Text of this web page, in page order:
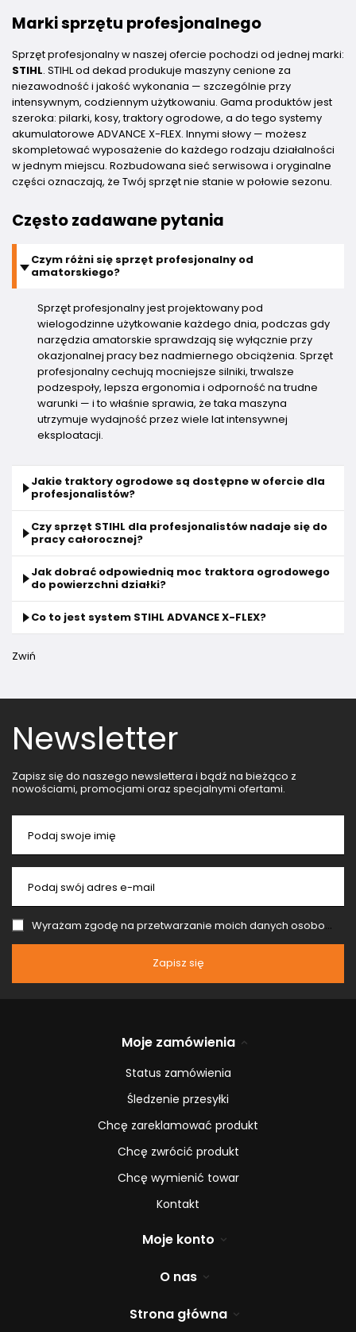
Marki sprzętu profesjonalnego
Sprzęt profesjonalny w naszej ofercie pochodzi od jednej marki:
STIHL. STIHL od dekad produkuje maszyny cenione za
niezawodność i jakość wykonania — szczególnie przy
intensywnym, codziennym użytkowaniu. Gama produktów jest
szeroka: pilarki, kosy, traktory ogrodowe, a do tego systemy
akumulatorowe ADVANCE X-FLEX. Innymi słowy — możesz
skompletować wyposażenie do każdego rodzaju działalności
w jednym miejscu. Rozbudowana sieć serwisowa i oryginalne
części oznaczają, że Twój sprzęt nie stanie w połowie sezonu.
Często zadawane pytania
Czym różni się sprzęt profesjonalny od
amatorskiego?
Sprzęt profesjonalny jest projektowany pod
wielogodzinne użytkowanie każdego dnia, podczas gdy
narzędzia amatorskie sprawdzają się wyłącznie przy
okazjonalnej pracy bez nadmiernego obciążenia. Sprzęt
profesjonalny cechują mocniejsze silniki, trwalsze
podzespoły, lepsza ergonomia i odporność na trudne
warunki — i to właśnie sprawia, że taka maszyna
utrzymuje wydajność przez wiele lat intensywnej
eksploatacji.
Jakie traktory ogrodowe są dostępne w ofercie dla
profesjonalistów?
Czy sprzęt STIHL dla profesjonalistów nadaje się do
pracy całorocznej?
Jak dobrać odpowiednią moc traktora ogrodowego
do powierzchni działki?
Co to jest system STIHL ADVANCE X-FLEX?
Zwiń
Newsletter
Zapisz się do naszego newslettera i bądź na bieżąco z
nowościami, promocjami oraz specjalnymi ofertami.
Podaj swoje imię
Podaj swój adres e-mail
Wyrażam zgodę na przetwarzanie moich danych osobowych (adres e-mail) na potrzeby wysyłki newslettera z informacją handlową (marketing). Więcej w
Zapisz się
Moje zamówienia
Status zamówienia
Śledzenie przesyłki
Chcę zareklamować produkt
Chcę zwrócić produkt
Chcę wymienić towar
Kontakt
Moje konto
O nas
Strona główna